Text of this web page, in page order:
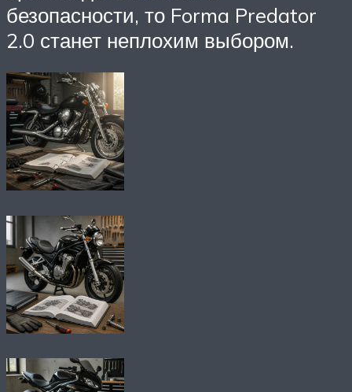
безопасности, то Forma Predator
2.0 станет неплохим выбором.